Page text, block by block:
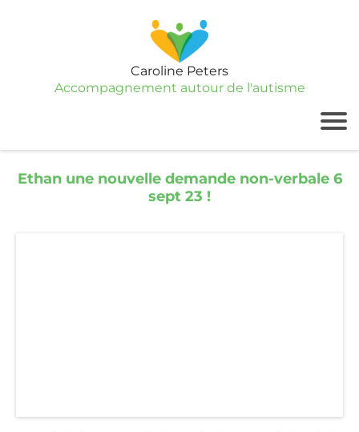
Caroline Peters
Accompagnement autour de l'autisme
Ethan une nouvelle demande non-verbale 6
sept 23 !